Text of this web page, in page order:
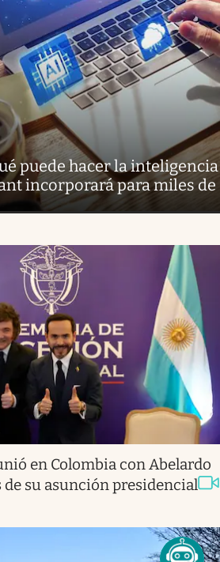
puede hacer la inteligencia
incorporará para miles de
en Colombia con Abelardo
de su asunción presidencial